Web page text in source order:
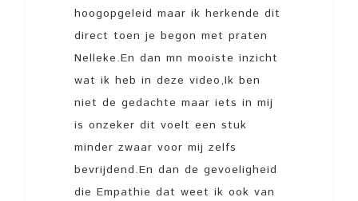
hoogopgeleid maar ik herkende dit
direct toen je begon met praten
Nelleke.En dan mn mooiste inzicht
wat ik heb in deze video,Ik ben
niet de gedachte maar iets in mij
is onzeker dit voelt een stuk
minder zwaar voor mij zelfs
bevrijdend.En dan de gevoeligheid
die Empathie dat weet ik ook van